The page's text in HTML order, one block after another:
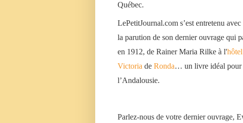
Québec.
LePetitJournal.coms’est entretenu
la parution de son dernier ouvrage qui
en 1912, de Rainer Maria Rilke à l'
Victoria de Ronda… un livre idéal pour
l’Andalousie.
Parlez-nous de votre dernier ouvrage,